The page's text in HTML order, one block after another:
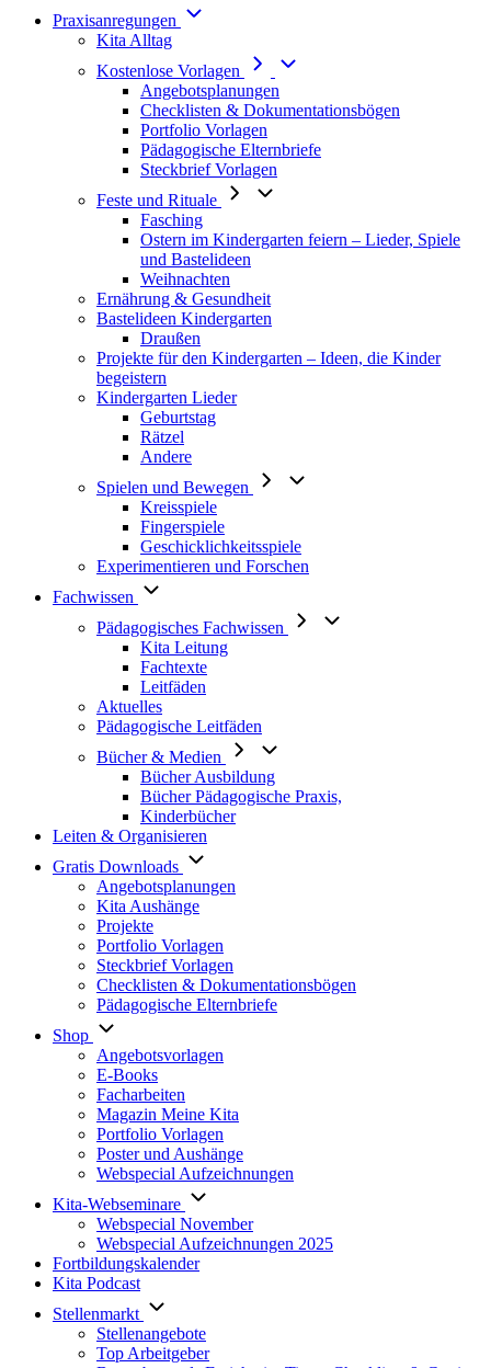
Praxisanregungen
Kita Alltag
Kostenlose Vorlagen
Angebotsplanungen
Checklisten & Dokumentationsbögen
Portfolio Vorlagen
Pädagogische Elternbriefe
Steckbrief Vorlagen
Feste und Rituale
Fasching
Ostern im Kindergarten feiern – Lieder, Spiele
und Bastelideen
Weihnachten
Ernährung & Gesundheit
Bastelideen Kindergarten
Draußen
Projekte für den Kindergarten – Ideen, die Kinder
begeistern
Kindergarten Lieder
Geburtstag
Rätzel
Andere
Spielen und Bewegen
Kreisspiele
Fingerspiele
Geschicklichkeitsspiele
Experimentieren und Forschen
Fachwissen
Pädagogisches Fachwissen
Kita Leitung
Fachtexte
Leitfäden
Aktuelles
Pädagogische Leitfäden
Bücher & Medien
Bücher Ausbildung
Bücher Pädagogische Praxis,
Kinderbücher
Leiten & Organisieren
Gratis Downloads
Angebotsplanungen
Kita Aushänge
Projekte
Portfolio Vorlagen
Steckbrief Vorlagen
Checklisten & Dokumentationsbögen
Pädagogische Elternbriefe
Shop
Angebotsvorlagen
E-Books
Facharbeiten
Magazin Meine Kita
Portfolio Vorlagen
Poster und Aushänge
Webspecial Aufzeichnungen
Kita-Webseminare
Webspecial November
Webspecial Aufzeichnungen 2025
Fortbildungskalender
Kita Podcast
Stellenmarkt
Stellenangebote
Top Arbeitgeber